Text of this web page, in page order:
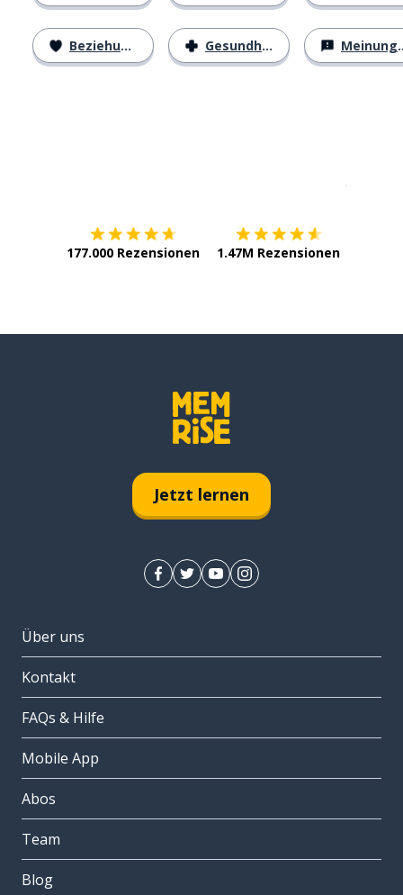
Beziehungen Gesundheit Meinungen
177.000 Rezensionen 1.47M Rezensionen
Jetzt lernen
Über uns
Kontakt
FAQs & Hilfe
Mobile App
Abos
Team
Blog